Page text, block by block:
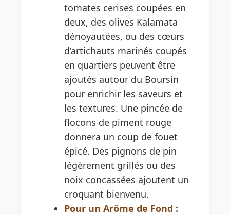
tomates cerises coupées en
deux, des olives Kalamata
dénoyautées, ou des cœurs
d’artichauts marinés coupés
en quartiers peuvent être
ajoutés autour du Boursin
pour enrichir les saveurs et
les textures. Une pincée de
flocons de piment rouge
donnera un coup de fouet
épicé. Des pignons de pin
légèrement grillés ou des
noix concassées ajoutent un
croquant bienvenu.
Pour un Arôme de Fond :